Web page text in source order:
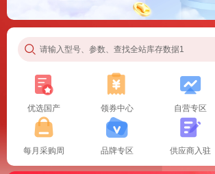
请输入型号、参数、查找全站库存数据1
优选国产 领券中心 自营专区
每月采购周 品牌专区 供应商入驻